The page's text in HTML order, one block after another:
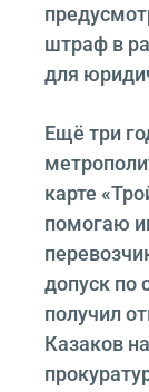
штраф в
для
Ещё три
карте
помогаю
допуск по
получил
Казаков